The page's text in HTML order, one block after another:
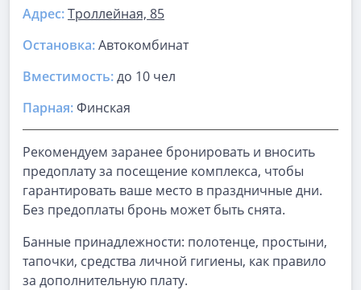
Адрес:Троллейная, 85
Остановка:Автокомбинат
Вместимость:до 10 чел
Парная:Финская
Рекомендуем заранее бронировать и вносить
предоплату за посещение комплекса, чтобы
гарантировать ваше место в праздничные дни.
Без предоплаты бронь может быть снята.
Банные принадлежности: полотенце, простыни,
тапочки, средства личной гигиены, как правило
за дополнительную плату.